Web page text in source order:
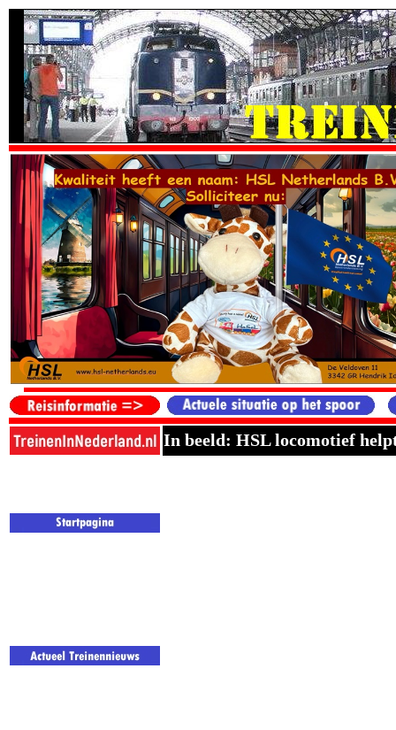
In beeld: HSL locomotief